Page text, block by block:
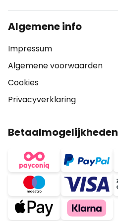
Algemene info
Impressum
Algemene voorwaarden
Cookies
Privacyverklaring
Betaalmogelijkheden